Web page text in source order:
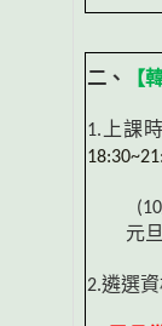
二、 【
1.上課
元
2.遴選資